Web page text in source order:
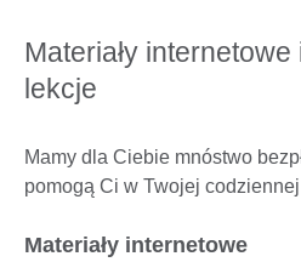
Materiały internetowe
lekcje
Mamy dla Ciebie mnóstwo
pomogą Ci w Twojej codziennej
Materiały internetowe